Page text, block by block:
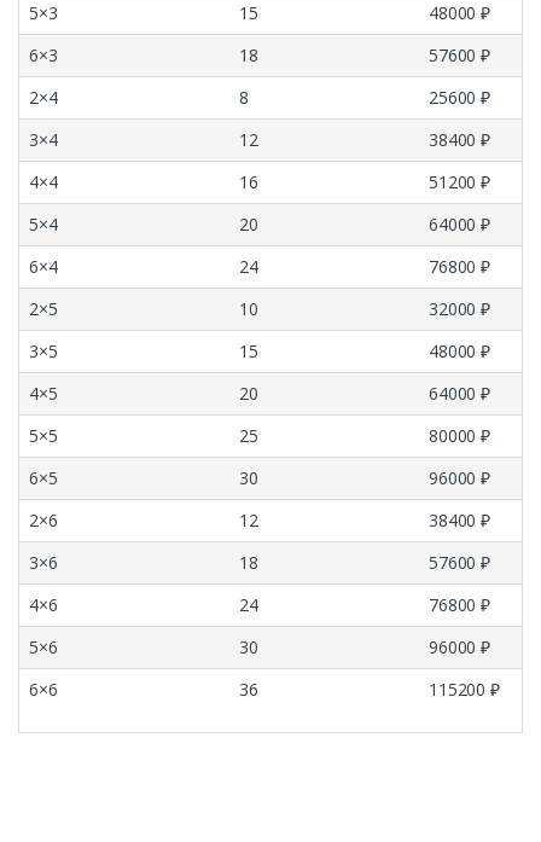
5×3
15
48000 ₽
6×3
18
57600 ₽
2×4
8
25600 ₽
3×4
12
38400 ₽
4×4
16
51200 ₽
5×4
20
64000 ₽
6×4
24
76800 ₽
2×5
10
32000 ₽
3×5
15
48000 ₽
4×5
20
64000 ₽
5×5
25
80000 ₽
6×5
30
96000 ₽
2×6
12
38400 ₽
3×6
18
57600 ₽
4×6
24
76800 ₽
5×6
30
96000 ₽
6×6
36 115200 ₽